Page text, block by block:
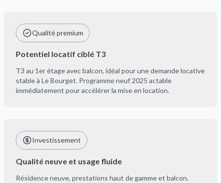
Qualité premium
Potentiel locatif ciblé T3
T3 au 1er étage avec balcon, idéal pour une demande locative
stable à Le Bourget. Programme neuf 2025 actable
immédiatement pour accélérer la mise en location.
Investissement
Qualité neuve et usage fluide
Résidence neuve, prestations haut de gamme et balcon.